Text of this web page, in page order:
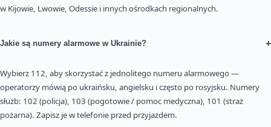
w Kijowie, Lwowie, Odessie i innych ośrodkach regionalnych.
Jakie są numery alarmowe w Ukrainie? +
Wybierz 112, aby skorzystać z jednolitego numeru alarmowego —
operatorzy mówią po ukraińsku, angielsku i często po rosyjsku. Numery
służb: 102 (policja), 103 (pogotowie / pomoc medyczna), 101 (straż
pożarna). Zapisz je w telefonie przed przyjazdem.